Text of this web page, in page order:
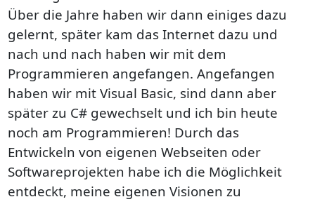
Über die Jahre haben wir dann einiges dazu
gelernt, später kam das Internet dazu und
nach und nach haben wir mit dem
Programmieren angefangen. Angefangen
haben wir mit Visual Basic, sind dann aber
später zu C# gewechselt und ich bin heute
noch am Programmieren! Durch das
Entwickeln von eigenen Webseiten oder
Softwareprojekten habe ich die Möglichkeit
entdeckt, meine eigenen Visionen zu